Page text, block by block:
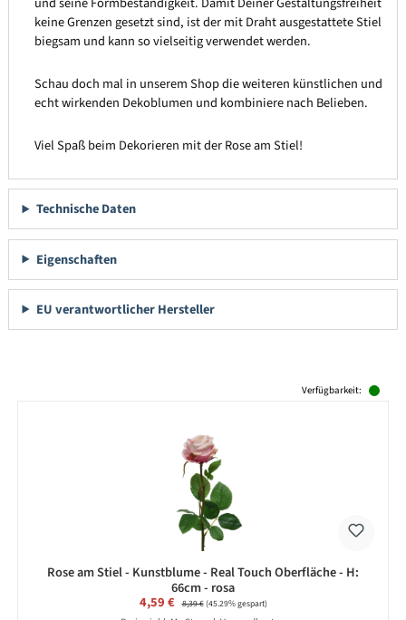
keine Grenzen gesetzt sind, ist der mit Draht ausgestattete Stiel
biegsam und kann so vielseitig verwendet werden.
Schau doch mal in unserem Shop die weiteren künstlichen und
echt wirkenden Dekoblumen und kombiniere nach Belieben.
Viel Spaß beim Dekorieren mit der Rose am Stiel!
Technische Daten
Eigenschaften
EU verantwortlicher Hersteller
Verfügbarkeit:
Rose am Stiel - Kunstblume - Real Touch Oberfläche - H:
66cm - rosa
Verkaufspreis:
4,59 € Regulärer Preis:
8,39 €(45.29% gespart)